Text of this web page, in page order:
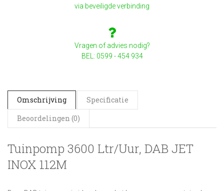
via beveiligde verbinding
Vragen of advies nodig?
BEL: 0599 - 454 934
Omschrijving
Specificatie
Beoordelingen (0)
Tuinpomp 3600 Ltr/uur, DAB JET
INOX 112M